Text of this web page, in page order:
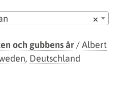
×
och gubbens år/Albert
, Deutschland